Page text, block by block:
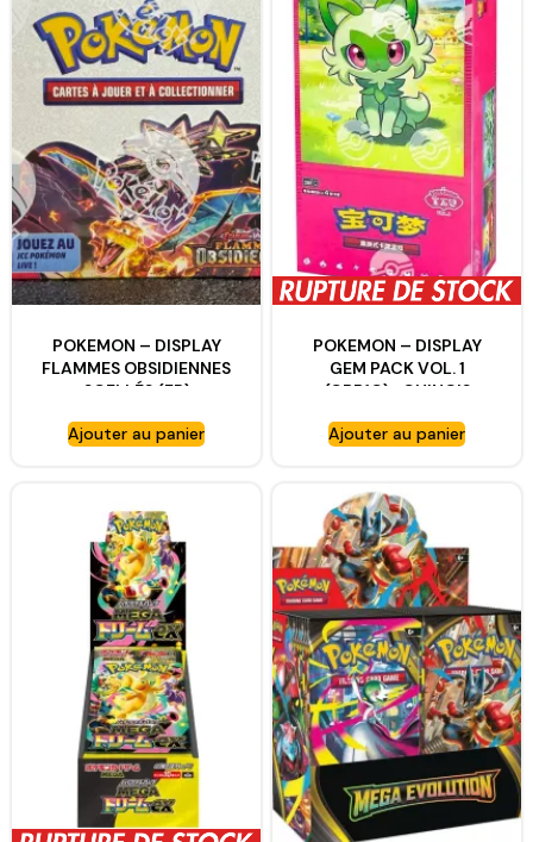
POKEMON – DISPLAY
FLAMMES OBSIDIENNES
SCELLÉS (FR)
Ajouter au panier
POKEMON – DISPLAY
GEM PACK VOL. 1
(CBB1C)- CHINOIS
Ajouter au panier